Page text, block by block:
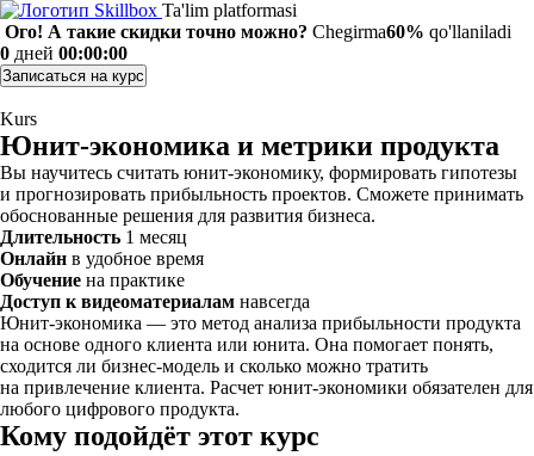
Ta'lim platformasi
Ого! А такие скидки точно можно? Chegirma60% qo'llaniladi
0 дней 00:00:00
Записаться на курс
Kurs
Юнит-экономика и метрики продукта
Вы научитесь считать юнит-экономику, формировать гипотезы
и прогнозировать прибыльность проектов. Сможете принимать
обоснованные решения для развития бизнеса.
Длительность 1 месяц
Онлайн в удобное время
Обучение на практике
Доступ к видеоматериалам навсегда
Юнит-экономика — это метод анализа прибыльности продукта
на основе одного клиента или юнита. Она помогает понять,
сходится ли бизнес-модель и сколько можно тратить
на привлечение клиента. Расчет юнит-экономики обязателен для
любого цифрового продукта.
Кому подойдёт этот курс